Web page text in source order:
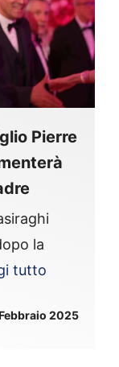
Pierre
la
tutto
2025